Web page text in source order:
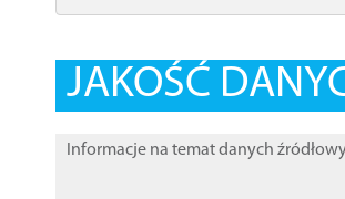
JAKOŚĆ
Informacje na temat danych